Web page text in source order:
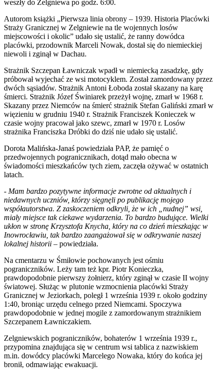
weszły do Zelgniewa po godz. 6:00.
Autorom książki „Pierwsza linia obrony – 1939. Historia Placówki
Straży Granicznej w Zelgniewie na tle wojennych losów
miejscowości i okolic” udało się ustalić, że ranny dowódca
placówki, przodownik Marceli Nowak, dostał się do niemieckiej
niewoli i zginął w Dachau.
Strażnik Szczepan Ławniczak wpadł w niemiecką zasadzkę, gdy
próbował wyjechać ze wsi motocyklem. Został zamordowany przez
dwóch sąsiadów. Strażnik Antoni Łoboda został skazany na karę
śmierci. Strażnik Józef Świniarek przeżył wojnę, zmarł w 1968 r.
Skazany przez Niemców na śmierć strażnik Stefan Galiński zmarł w
więzieniu w grudniu 1940 r. Strażnik Franciszek Konieczek w
czasie wojny pracował jako szewc, zmarł w 1970 r. Losów
strażnika Franciszka Dróbki do dziś nie udało się ustalić.
Dorota Malińska-Janaś powiedziała PAP, że pamięć o
przedwojennych pogranicznikach, dotąd mało obecna w
świadomości mieszkańców tych ziem, zaczęła ożywać w ostatnich
latach.
- Mam bardzo pozytywne informacje zwrotne od aktualnych i
niedawnych uczniów, którzy sięgnęli po publikację mojego
współautorstwa. Z zaskoczeniem odkryli, że w ich „nudnej” wsi,
miały miejsce tak ciekawe wydarzenia. To bardzo budujące. Wielki
ukłon w stronę Krzysztofa Knycha, który na co dzień mieszkając w
Inowrocławiu, tak bardzo zaangażował się w odkrywanie naszej
lokalnej historii – powiedziała.
Na cmentarzu w Śmiłowie pochowanych jest ośmiu
pograniczników. Leży tam też kpr. Piotr Konieczka,
prawdopodobnie pierwszy żołnierz, który zginął w czasie II wojny
światowej. Służąc w plutonie wzmocnienia placówki Straży
Granicznej w Jeziorkach, poległ 1 września 1939 r. około godziny
1:40, broniąc urzędu celnego przed Niemcami. Spoczywa
prawdopodobnie w jednej mogile z zamordowanym strażnikiem
Szczepanem Ławniczakiem.
Zelgniewskich pograniczników, bohaterów 1 września 1939 r.,
przypomina znajdująca się w centrum wsi tablica z nazwiskiem
m.in. dowódcy placówki Marcelego Nowaka, który do końca jej
bronił, odmawiając ewakuacji.